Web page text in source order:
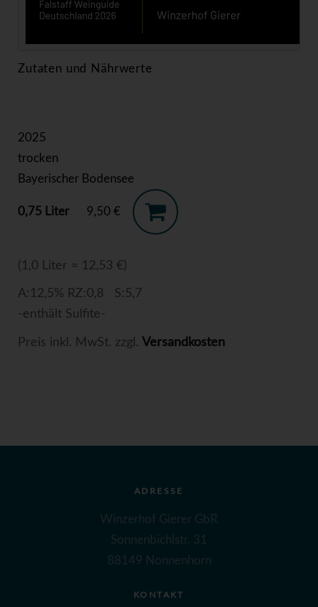
Zutaten und Nährwerte
2025
trocken
Bayerischer Bodensee
0,75 Liter 9,50 €
(1,0 Liter = 12,53 €)
A:12,5% RZ:0,8 S:5,7
-enthält Sulfite-
Preis inkl. MwSt. zzgl. Versandkosten
ADRESSE
Winzerhof Gierer GbR
Sonnenbichlstr. 31
88149 Nonnenhorn
KONTAKT